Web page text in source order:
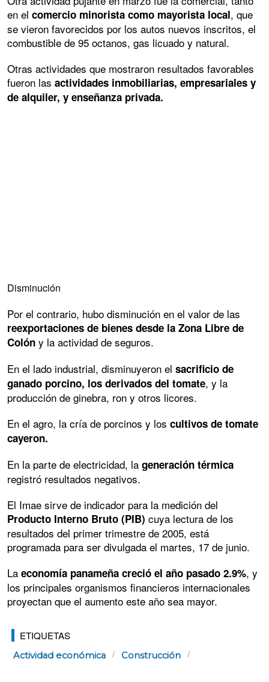
en el comercio minorista como mayorista local, que
se vieron favorecidos por los autos nuevos inscritos, el
combustible de 95 octanos, gas licuado y natural.
Otras actividades que mostraron resultados favorables
fueron las actividades inmobiliarias, empresariales y
de alquiler, y enseñanza privada.
Disminución
Por el contrario, hubo disminución en el valor de las
reexportaciones de bienes desde la Zona Libre de
Colón y la actividad de seguros.
En el lado industrial, disminuyeron el sacrificio de
ganado porcino, los derivados del tomate, y la
producción de ginebra, ron y otros licores.
En el agro, la cría de porcinos y los cultivos de tomate
cayeron.
En la parte de electricidad, la generación térmica
registró resultados negativos.
El Imae sirve de indicador para la medición del
Producto Interno Bruto (PIB) cuya lectura de los
resultados del primer trimestre de 2005, está
programada para ser divulgada el martes, 17 de junio.
La economía panameña creció el año pasado 2.9%, y
los principales organismos financieros internacionales
proyectan que el aumento este año sea mayor.
ETIQUETAS
Actividad económica Construcción